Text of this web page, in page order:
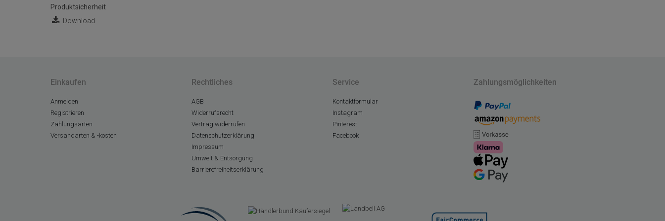
Produktsicherheit
Download
Einkaufen
Anmelden
Registrieren
Zahlungsarten
Versandarten & -kosten
Rechtliches
AGB
Widerrufsrecht
Vertrag widerrufen
Datenschutzerklärung
Impressum
Umwelt & Entsorgung
Barrierefreiheitserklärung
Service
Kontaktformular
Instagram
Pinterest
Facebook
Zahlungsmöglichkeiten